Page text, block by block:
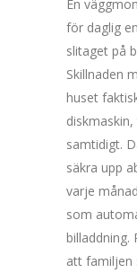
En
för daglig
slitaget på
Skillnaden
huset
samtidigt.
säkra upp
varje
som
att familjen